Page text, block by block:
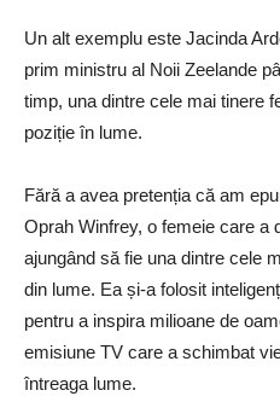
Un alt exemplu este Jacinda
prim ministru al Noii Zeelande
timp, una dintre cele mai tinere
poziție în lume.
Fără a avea pretenția că am
Oprah Winfrey, o femeie care a
ajungând să fie una dintre cele
din lume. Ea și-a folosit
pentru a inspira milioane de
emisiune TV care a schimbat
întreaga lume.